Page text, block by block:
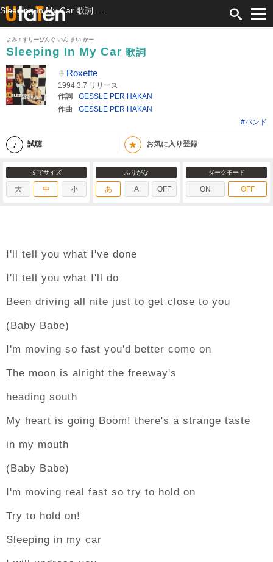
よみ：すりーぴんぐ いん まい かー
Sleeping In My Car 歌詞
Roxette
1994.3.7 リリース
作詞
GESSLE PER HAKAN
作曲
GESSLE PER HAKAN
#バンド
試聴 ★ お気に入り登録
文字サイズ
大 中 小
ふりがな
あ A OFF
ダークモード
ON OFF
I'll tell you what I've done
I'll tell you what I'll do
Been driving all nite just to get close to you
(Baby Babe)
I'm moving so fast you'd better come on
The moon is alright the freeway's
heading south
My heart is going Boom! there's a strange taste
in my mouth
(Baby Babe)
I'm moving real fast so try to hold on
Try to hold on!
Sleeping in my car